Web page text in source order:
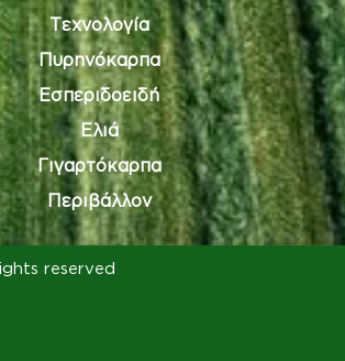
Τεχνολογία
Πυρηνόκαρπα
Εσπεριδοειδή
Ελιά
Γιγαρτόκαρπα
Περιβάλλον
reserved